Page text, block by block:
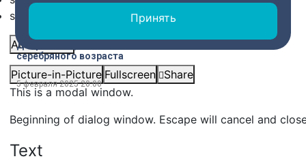
subtitles off
Audio Track
Picture-in-Picture Fullscreen
Share
This is a modal window.
Beginning of dialog window. Escape will cancel and
Text
Добровольцы
серебряного возраста
5 февраля 202520:00
Принять